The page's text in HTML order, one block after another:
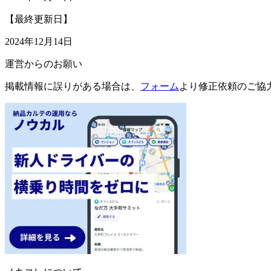
【最終更新日】
2024年12月14日
運営からのお願い
掲載情報に誤りがある場合は、 フォーム より修正依頼のご協